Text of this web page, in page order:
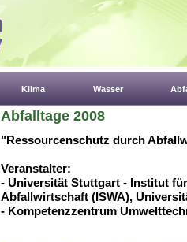
Klima Wasser
Abfalltage 2008
"Ressourcenschutz durch
Veranstalter:
- Universität Stuttgart - Institut
Abfallwirtschaft (ISWA),
- Kompetenzzentrum